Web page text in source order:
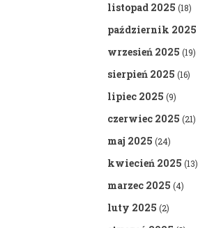
listopad 2025 (18)
październik 2025
wrzesień 2025 (19)
sierpień 2025 (16)
lipiec 2025 (9)
czerwiec 2025 (21)
maj 2025 (24)
kwiecień 2025 (13)
marzec 2025 (4)
luty 2025 (2)